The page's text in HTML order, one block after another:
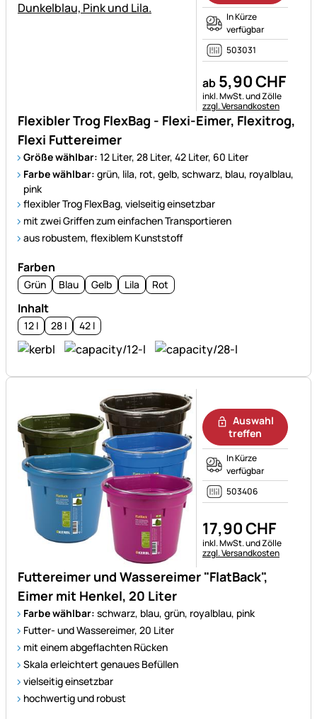
Flexibler Trog FlexBag - Flexi-Eimer, Flexitrog,
Flexi Futtereimer
Größe wählbar: 12 Liter, 28 Liter, 42 Liter, 60 Liter
Farbe wählbar: grün, lila, rot, gelb, schwarz, blau, royalblau,
pink
flexibler Trog FlexBag, vielseitig einsetzbar
mit zwei Griffen zum einfachen Transportieren
aus robustem, flexiblem Kunststoff
Farben
Grün Blau Gelb Lila Rot
Inhalt
12 l 28 l 42 l
In Kürze
verfügbar
503031
ab 5,90CHF
Steuerhinweis:
inkl. MwSt. und Zölle
zzgl. Versandkosten
Futtereimer und Wassereimer "FlatBack",
Eimer mit Henkel, 20 Liter
Farbe wählbar: schwarz, blau, grün, royalblau, pink
Futter- und Wassereimer, 20 Liter
mit einem abgeflachten Rücken
Skala erleichtert genaues Befüllen
vielseitig einsetzbar
hochwertig und robust
Auswahl
treffen
In Kürze
verfügbar
503406
17,90CHF
Steuerhinweis:
inkl. MwSt. und Zölle
zzgl. Versandkosten